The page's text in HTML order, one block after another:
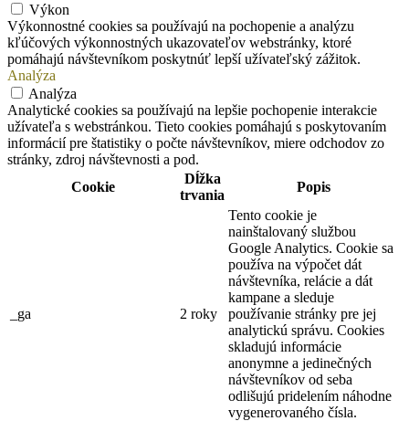
Výkon
Výkonnostné cookies sa používajú na pochopenie a analýzu
kľúčových výkonnostných ukazovateľov webstránky, ktoré
pomáhajú návštevníkom poskytnúť lepší užívateľský zážitok.
Analýza
Analýza
Analytické cookies sa používajú na lepšie pochopenie interakcie
užívateľa s webstránkou. Tieto cookies pomáhajú s poskytovaním
informácií pre štatistiky o počte návštevníkov, miere odchodov zo
stránky, zdroj návštevnosti a pod.
Cookie
Dĺžka
trvania
Popis
_ga 2 roky
Tento cookie je
nainštalovaný službou
Google Analytics. Cookie sa
používa na výpočet dát
návštevníka, relácie a dát
kampane a sleduje
používanie stránky pre jej
analytickú správu. Cookies
skladujú informácie
anonymne a jedinečných
návštevníkov od seba
odlišujú pridelením náhodne
vygenerovaného čísla.